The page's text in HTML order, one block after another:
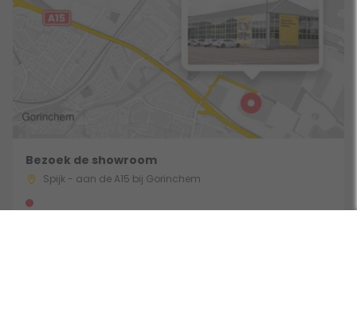
Bezoek de showroom
Spijk - aan de A15 bij Gorinchem